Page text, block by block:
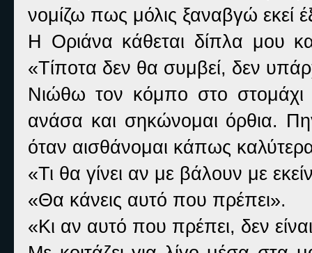
νομίζω πως μόλις ξαναβγώ εκεί
Η Οριάνα κάθεται δίπλα μου
«Τίποτα δεν θα συμβεί, δεν
Νιώθω τον κόμπο στο στομάχι
ανάσα και σηκώνομαι όρθια.
όταν αισθάνομαι κάπως
«Τι θα γίνει αν με βάλουν με
«Θα κάνεις αυτό που πρέπει».
«Κι αν αυτό που πρέπει, δεν